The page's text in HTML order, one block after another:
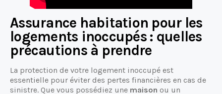
Assurance habitation pour les
logements inoccupés : quelles
précautions à prendre
La protection de votre logement inoccupé est
essentielle pour éviter des pertes financières en cas de
sinistre. Que vous possédiez une maison ou un